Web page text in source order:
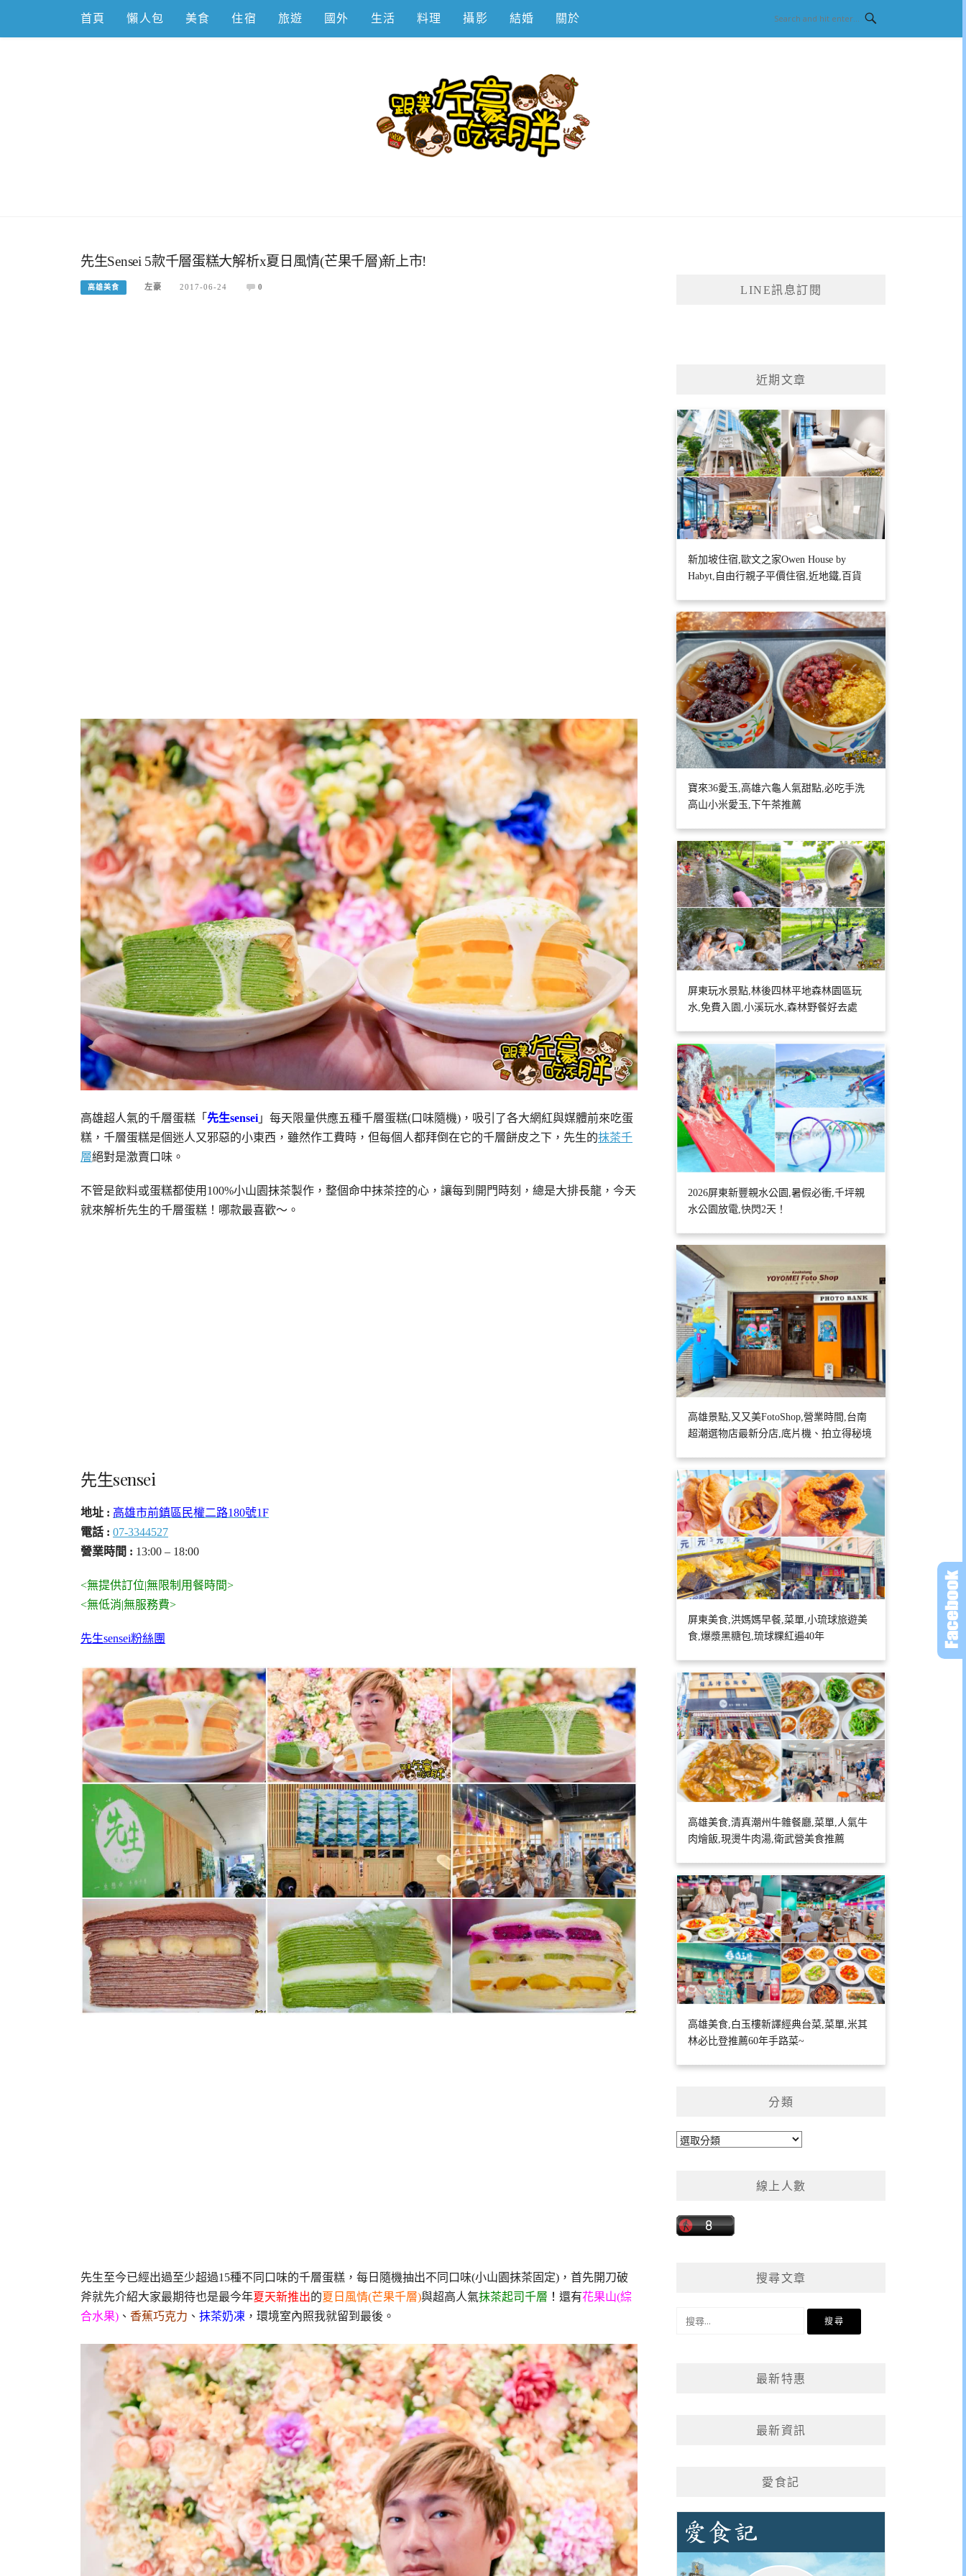
content
首頁 懶人包 美食 住宿 旅遊 國外 生活 料理 攝影 結婚 關於
先生Sensei 5款千層蛋糕大解析x夏日風情(芒果千層)新上市!
高雄美食 左豪 2017-06-24 0
高雄超人氣的千層蛋糕「 先生sensei 」每天限量供應五種千層蛋糕(口味隨機)，吸引了各大網紅與媒體前來吃蛋
糕，千層蛋糕是個迷人又邪惡的小東西，雖然作工費時，但每個人都拜倒在它的千層餅皮之下，先生的抹茶千
層絕對是激賣口味。
不管是飲料或蛋糕都使用100%小山園抹茶製作，整個命中抹茶控的心，讓每到開門時刻，總是大排長龍，今天
就來解析先生的千層蛋糕！哪款最喜歡～。
先生sensei
地址 : 高雄市前鎮區民權二路180號1F
電話 : 07-3344527
營業時間 : 13:00 – 18:00
<無提供訂位|無限制用餐時間>
<無低消|無服務費>
先生sensei粉絲團
先生至今已經出過至少超過15種不同口味的千層蛋糕，每日隨機抽出不同口味(小山園抹茶固定)，首先開刀破
斧就先介紹大家最期待也是最今年夏天新推出的夏日風情(芒果千層)與超高人氣抹茶起司千層 ！ 還有花果山(綜
合水果) 、 香蕉巧克力 、 抹茶奶凍 ，環境室內照我就留到最後。
LINE訊息訂閱
近期文章
新加坡住宿,歐文之家Owen House by
Habyt,自由行親子平價住宿,近地鐵,百貨
寶來36愛玉,高雄六龜人氣甜點,必吃手洗
高山小米愛玉,下午茶推薦
屏東玩水景點,林後四林平地森林園區玩
水,免費入園,小溪玩水,森林野餐好去處
2026屏東新豐親水公園,暑假必衝,千坪親
水公園放電,快閃2天！
高雄景點,又又美FotoShop,營業時間,台南
超潮選物店最新分店,底片機、拍立得秘境
屏東美食,洪媽媽早餐,菜單,小琉球旅遊美
食,爆漿黑糖包,琉球粿紅遍40年
高雄美食,清真潮州牛雜餐廳,菜單,人氣牛
肉燴飯,現燙牛肉湯,衛武營美食推薦
高雄美食,白玉樓新譯經典台菜,菜單,米其
林必比登推薦60年手路菜~
分類
分
線上人數
搜尋文章
最新特惠
最新資訊
愛食記